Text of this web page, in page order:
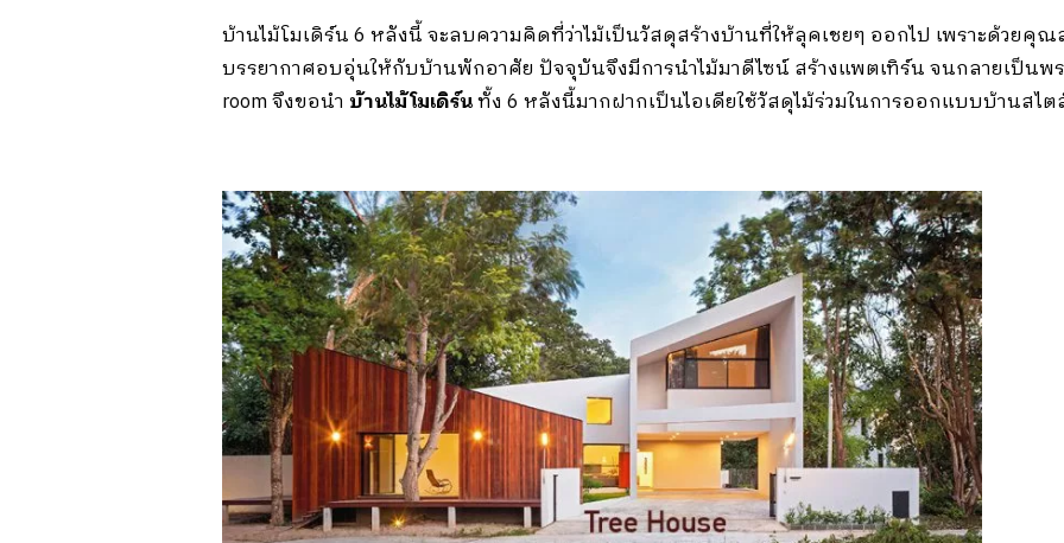
บ้านไม้โมเดิร์น 6 หลังนี้ จะลบความคิดที่ว่าไม้เป็นวัสดุสร้างบ้านที่ให้ลุคเชยๆ ออกไป เพราะด้วย
บรรยากาศอบอุ่นให้กับบ้านพักอาศัย ปัจจุบันจึงมีการนำไม้มาดีไซน์ สร้างแพตเทิร์น จนกลายเป็นพ
room จึงขอนำ บ้านไม้โมเดิร์นทั้ง 6 หลังนี้มากฝากเป็นไอเดียใช้วัสดุไม้ร่วมในการออกแบบบ้านสไต